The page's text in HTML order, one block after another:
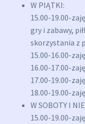
W PIĄTKI:
15.00-19.00-
gry i zabawy,
skorzystania z
15.00-16.00-
16.00-17.00-
17.00-19.00-
18.00-19.00-
W SOBOTY I
15.00-19.00-